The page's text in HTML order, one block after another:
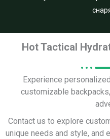
Hot Tactical
Experience
customizable
Contact us to explore
unique needs and style, and